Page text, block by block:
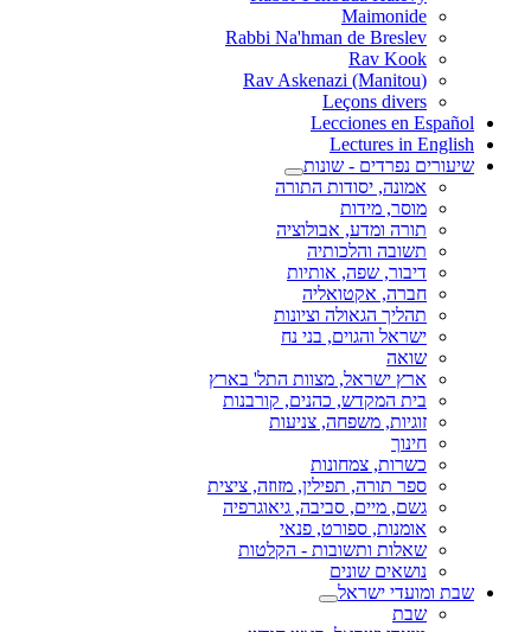
Maimonide
Rabbi Na'hman de Breslev
Rav Kook
(Rav Askenazi (Manitou
Leçons divers
Lecciones en Español
Lectures in English
שיעורים נפרדים - שונות
אמונה, יסודות התורה
מוסר, מידות
תורה ומדע, אבולוציה
תשובה והלכותיה
דיבור, שפה, אותיות
חברה, אקטואליה
תהליך הגאולה וציונות
ישראל והגוים, בני נח
שואה
ארץ ישראל, מצוות התל' בארץ
בית המקדש, כהנים, קורבנות
זוגיות, משפחה, צניעות
חינוך
כשרות, צמחונות
ספר תורה, תפילין, מזוזה, ציצית
גשם, מיים, סביבה, גיאוגרפיה
אומנות, ספורט, פנאי
שאלות ותשובות - הקלטות
נושאים שונים
שבת ומועדי ישראל
שבת